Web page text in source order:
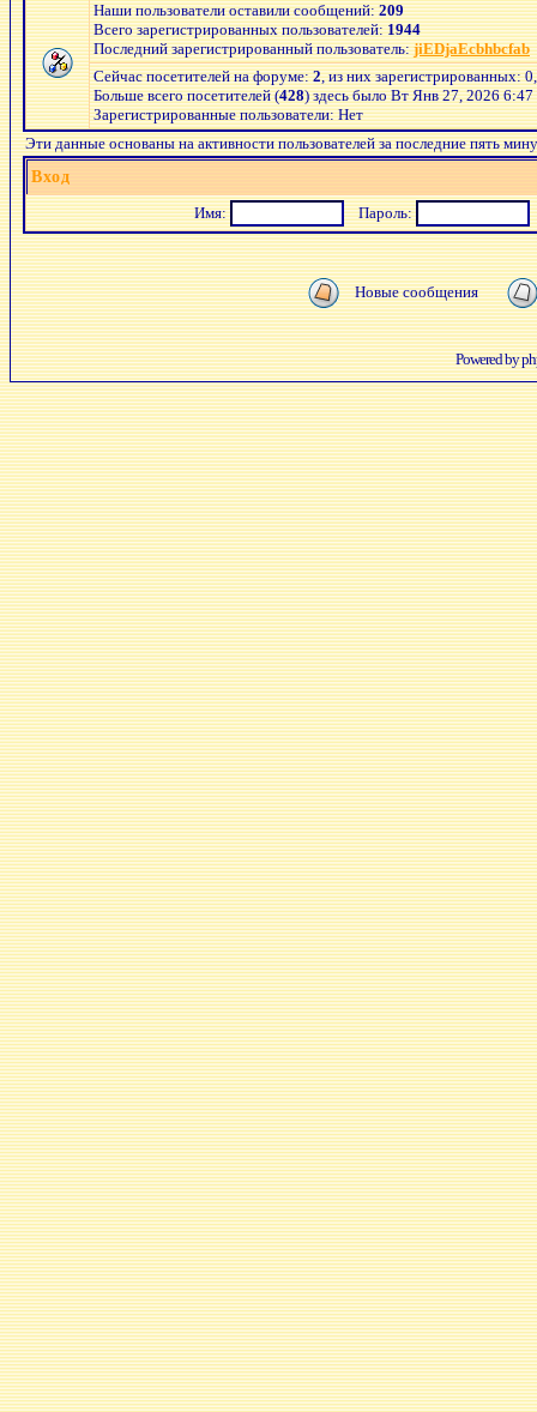
Наши пользователи оставили сообщений:209
Всего зарегистрированных пользователей:1944
Последний зарегистрированный пользователь:jiEDjaEcbhbcfab
Сейчас посетителей на форуме:2, из них зарегистрированных:
Больше всего посетителей (428) здесь было Вт Янв 27, 2026 6:47
Зарегистрированные пользователи: Нет
Эти данные основаны на активности пользователей за последние пять
Вход
Имя:
Пароль:
Новые сообщения
Powered by